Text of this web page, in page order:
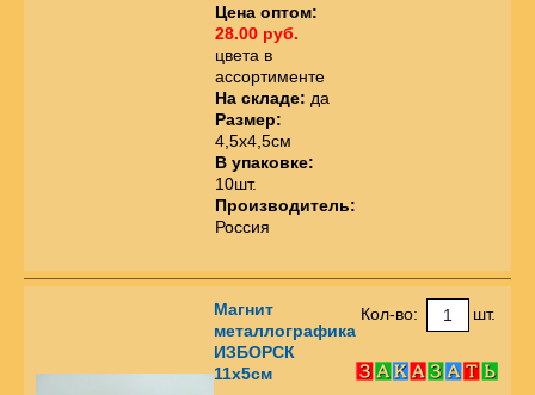
Цена оптом:
28.00 руб.
цвета в
ассортименте
На складе: да
Размер:
4,5х4,5см
В упаковке:
10шт.
Производитель:
Россия
Магнит
металлографика
ИЗБОРСК
11х5см
Кол-во: шт.